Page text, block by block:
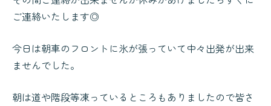
ご連絡いたします◎
今日は朝車のフロントに氷が張っていて中々出発が出来
ませんでした。
朝は道や階段等凍っているところもありましたので皆さ